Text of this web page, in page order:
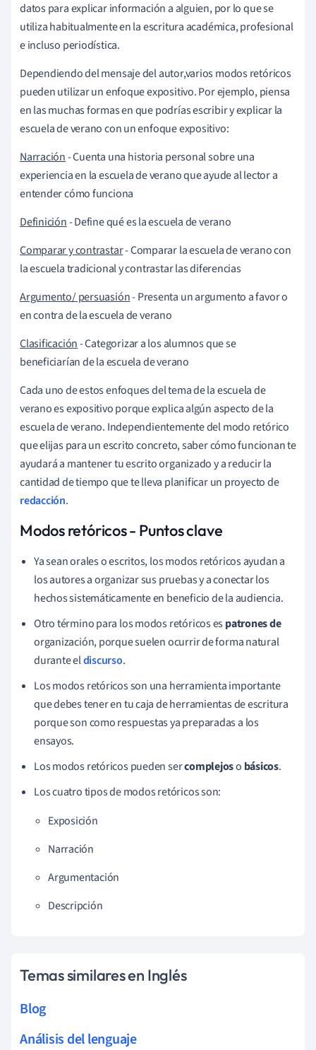
datos para explicar información a alguien, por lo que se
utiliza habitualmente en la escritura académica, profesional
e incluso periodística.
Dependiendo del mensaje del autor,varios modos retóricos
pueden utilizar un enfoqueexpositivo. Por ejemplo, piensa
en las muchas formas en que podrías escribir y explicar la
escuela de verano con un enfoque expositivo:
Narración- Cuenta una historia personal sobre una
experiencia en la escuela de verano que ayude al lector a
entender cómo funciona
Definición- Define qué es la escuela de verano
Comparar y contrastar- Comparar la escuela de verano con
la escuela tradicional y contrastar las diferencias
Argumento/ persuasión- Presenta un argumento a favor o
en contra de la escuela de verano
Clasificación- Categorizar a los alumnos que se
beneficiarían de la escuela de verano
Cada uno de estos enfoques del tema de la escuela de
verano es expositivo porque explica algún aspecto de la
escuela de verano. Independientemente del modo retórico
que elijas para un escrito concreto, saber cómo funcionan te
ayudará a mantener tu escrito organizado y a reducir la
cantidad de tiempo que te lleva planificar un proyecto de
redacción.
Modos retóricos - Puntos clave
Ya sean orales o escritos, los modos retóricos ayudan a
los autores a organizar sus pruebas y a conectar los
hechos sistemáticamente en beneficio de la audiencia.
Otro término para los modos retóricos espatrones de
organización, porque suelen ocurrir de forma natural
durante eldiscurso.
Los modos retóricos son una herramienta importante
que debes tener en tu caja de herramientas de escritura
porque son como respuestas ya preparadas a los
ensayos.
Los modos retóricos pueden sercomplejoso básicos.
Los cuatro tipos de modos retóricos son:
Exposición
Narración
Argumentación
Descripción
Temas similares en Inglés
Blog
Análisis del lenguaje